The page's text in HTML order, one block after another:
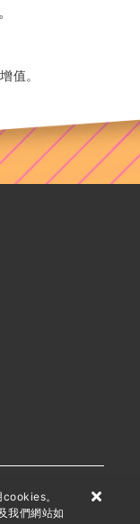
值。
。
我們網站如